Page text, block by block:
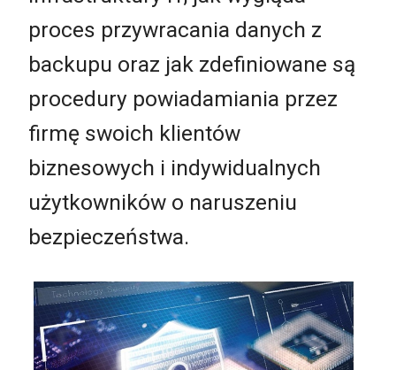
proces przywracania danych z
backupu oraz jak zdefiniowane są
procedury powiadamiania przez
firmę swoich klientów
biznesowych i indywidualnych
użytkowników o naruszeniu
bezpieczeństwa.